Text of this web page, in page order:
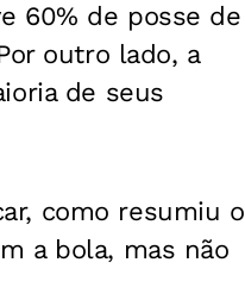
60% de posse de
outro lado, a
de seus
como resumiu o
a bola, mas não